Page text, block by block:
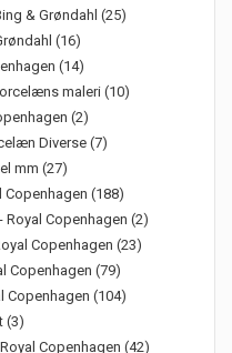
& Grøndahl (25)
(16)
(14)
maleri (10)
(2)
Diverse (7)
mm (27)
Copenhagen (188)
Royal Copenhagen (2)
Copenhagen (23)
Copenhagen (79)
Copenhagen (104)
(3)
Copenhagen (42)